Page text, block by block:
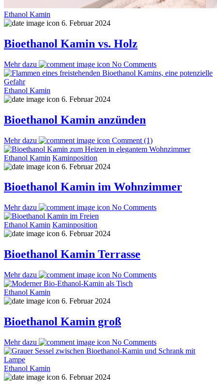
Ethanol Kamin
6. Februar 2024
Bioethanol Kamin vs. Holz
Mehr dazu No Comments
Ethanol Kamin
6. Februar 2024
Bioethanol Kamin anzünden
Mehr dazu Comment (1)
Ethanol Kamin Kaminposition
6. Februar 2024
Bioethanol Kamin im Wohnzimmer
Mehr dazu No Comments
Ethanol Kamin Kaminposition
6. Februar 2024
Bioethanol Kamin Terrasse
Mehr dazu No Comments
Ethanol Kamin
6. Februar 2024
Bioethanol Kamin groß
Mehr dazu No Comments
Ethanol Kamin
6. Februar 2024